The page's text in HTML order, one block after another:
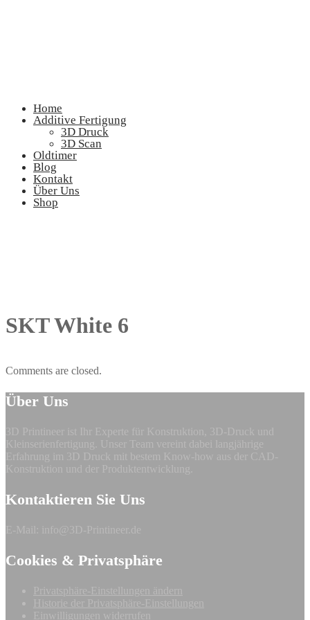
Home
Additive Fertigung
3D Druck
3D Scan
Oldtimer
Blog
Kontakt
Über Uns
Shop
SKT White 6
Comments are closed.
Über Uns
3D Printineer ist Ihr Experte für Konstruktion, 3D-Druck und
Kleinserienfertigung. Unser Team vereint dabei langjährige
Erfahrung im 3D Druck mit bestem Know-how aus der CAD-
Konstruktion und der Produktentwicklung.
Kontaktieren Sie Uns
E-Mail: info@3D-Printineer.de
Cookies & Privatsphäre
Privatsphäre-Einstellungen ändern
Historie der Privatsphäre-Einstellungen
Einwilligungen widerrufen